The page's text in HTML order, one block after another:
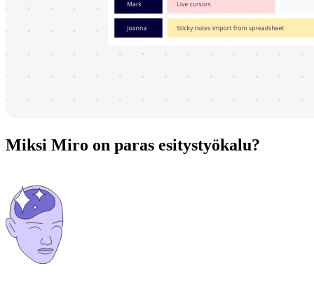
Miksi Miro on paras esitystyökalu?